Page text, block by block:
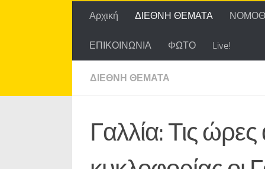
Αρχική ΔΙΕΘΝΗ ΘΕΜΑΤΑ
ΕΠΙΚΟΙΝΩΝΙΑ ΦΩΤΟ Live!
ΔΙΕΘΝΗ ΘΕΜΑΤΑ
Γαλλία: Τις